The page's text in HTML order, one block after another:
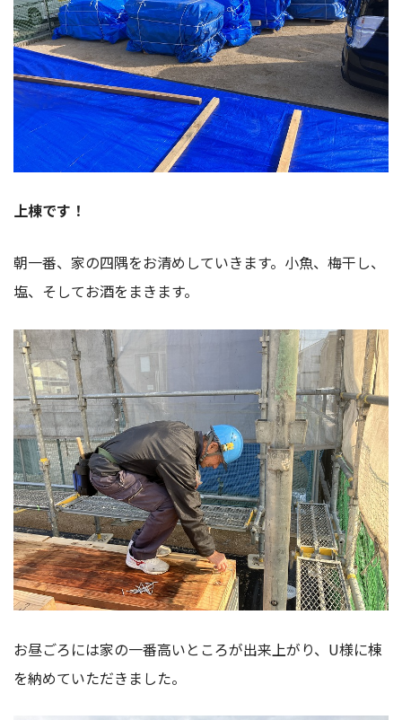
上棟です！
朝一番、家の四隅をお清めしていきます。小魚、梅干し、
塩、そしてお酒をまきます。
お昼ごろには家の一番高いところが出来上がり、U様に棟
を納めていただきました。